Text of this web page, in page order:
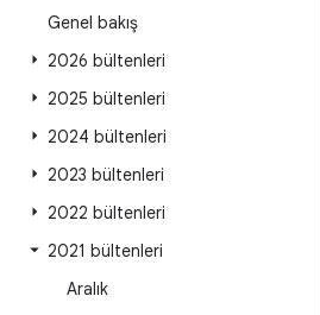
Genel bakış
2026 bültenleri
2025 bültenleri
2024 bültenleri
2023 bültenleri
2022 bültenleri
2021 bültenleri
Aralık